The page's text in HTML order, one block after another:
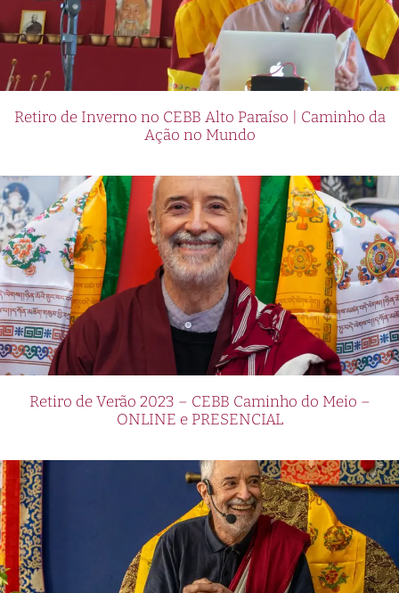
Retiro de Inverno no CEBB Alto Paraíso | Caminho da
Ação no Mundo
Retiro de Verão 2023 – CEBB Caminho do Meio –
ONLINE e PRESENCIAL